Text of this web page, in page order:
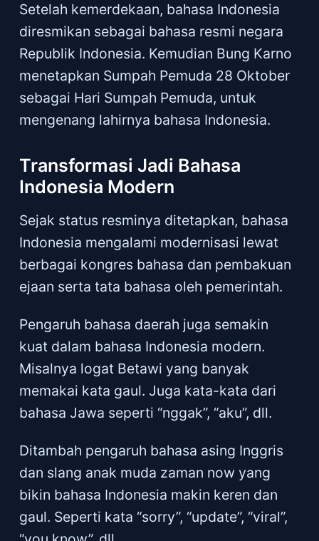
Setelah kemerdekaan, bahasa Indonesia
diresmikan sebagai bahasa resmi negara
Republik Indonesia. Kemudian Bung Karno
menetapkan Sumpah Pemuda 28 Oktober
sebagai Hari Sumpah Pemuda, untuk
mengenang lahirnya bahasa Indonesia.
Transformasi Jadi Bahasa
Indonesia Modern
Sejak status resminya ditetapkan, bahasa
Indonesia mengalami modernisasi lewat
berbagai kongres bahasa dan pembakuan
ejaan serta tata bahasa oleh pemerintah.
Pengaruh bahasa daerah juga semakin
kuat dalam bahasa Indonesia modern.
Misalnya logat Betawi yang banyak
memakai kata gaul. Juga kata-kata dari
bahasa Jawa seperti “nggak”, “aku”, dll.
Ditambah pengaruh bahasa asing Inggris
dan slang anak muda zaman now yang
bikin bahasa Indonesia makin keren dan
gaul. Seperti kata “sorry”, “update”, “viral”,